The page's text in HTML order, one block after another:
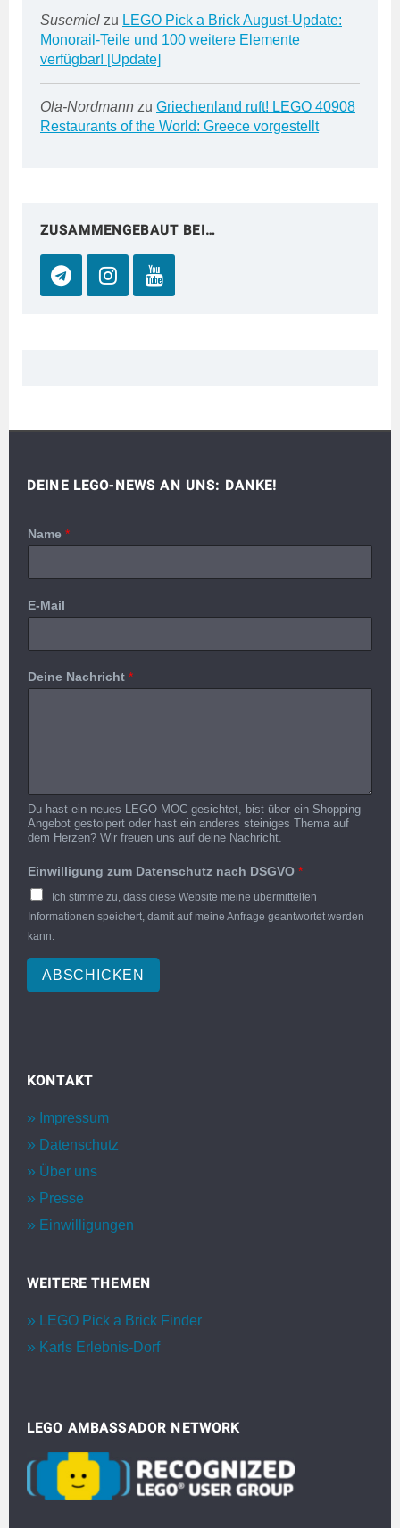
Susemiel zu LEGO Pick a Brick August-Update:
Monorail-Teile und 100 weitere Elemente
verfügbar! [Update]
Ola-Nordmann zu Griechenland ruft! LEGO 40908
Restaurants of the World: Greece vorgestellt
ZUSAMMENGEBAUT BEI…
DEINE LEGO-NEWS AN UNS: DANKE!
Name *
E-Mail
Deine Nachricht *
Du hast ein neues LEGO MOC gesichtet, bist über ein Shopping-
Angebot gestolpert oder hast ein anderes steiniges Thema auf
dem Herzen? Wir freuen uns auf deine Nachricht.
Einwilligung zum Datenschutz nach DSGVO *
Ich stimme zu, dass diese Website meine übermittelten
Informationen speichert, damit auf meine Anfrage geantwortet werden
kann.
ABSCHICKEN
KONTAKT
Impressum
Datenschutz
Über uns
Presse
Einwilligungen
WEITERE THEMEN
LEGO Pick a Brick Finder
Karls Erlebnis-Dorf
LEGO AMBASSADOR NETWORK